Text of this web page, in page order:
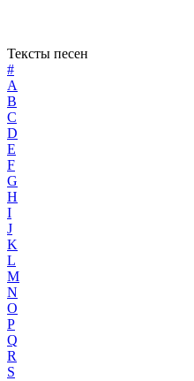
Тексты песен
#
A
B
C
D
E
F
G
H
I
J
K
L
M
N
O
P
Q
R
S